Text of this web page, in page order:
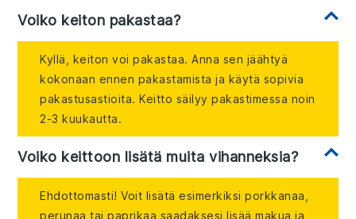
Voiko keiton pakastaa?
Kyllä, keiton voi pakastaa. Anna sen jäähtyä
kokonaan ennen pakastamista ja käytä sopivia
pakastusastioita. Keitto säilyy pakastimessa noin
2-3 kuukautta.
Voiko keittoon lisätä muita vihanneksia?
Ehdottomasti! Voit lisätä esimerkiksi porkkanaa,
perunaa tai paprikaa saadaksesi lisää makua ja